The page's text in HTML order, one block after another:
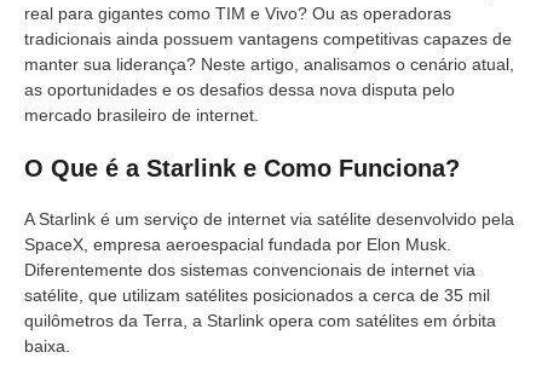
real para gigantes como TIM e Vivo? Ou as operadoras
tradicionais ainda possuem vantagens competitivas capazes de
manter sua liderança? Neste artigo, analisamos o cenário atual,
as oportunidades e os desafios dessa nova disputa pelo
mercado brasileiro de internet.
O Que é a Starlink e Como Funciona?
A Starlink é um serviço de internet via satélite desenvolvido pela
SpaceX, empresa aeroespacial fundada por Elon Musk.
Diferentemente dos sistemas convencionais de internet via
satélite, que utilizam satélites posicionados a cerca de 35 mil
quilômetros da Terra, a Starlink opera com satélites em órbita
baixa.